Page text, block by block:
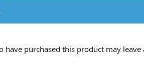
have purchased this product may leave